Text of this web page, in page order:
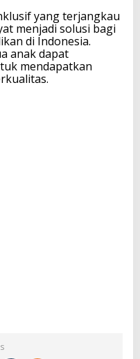
yang terjangkau
menjadi solusi bagi
di Indonesia.
anak dapat
mendapatkan